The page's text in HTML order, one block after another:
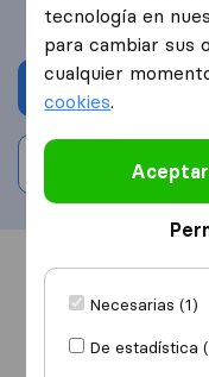
tecnología en
para cambiar sus
cualquier
cookies.
Necesarias (1)
De estadística